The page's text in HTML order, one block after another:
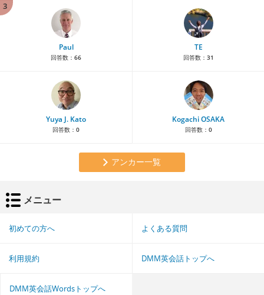
3
Paul
回答数： 66
TE
回答数： 31
Yuya J. Kato
回答数： 0
Kogachi OSAKA
回答数： 0
アンカー一覧
メニュー
初めての方へ よくある質問
利用規約 DMM英会話トップへ
DMM英会話Wordsトップへ